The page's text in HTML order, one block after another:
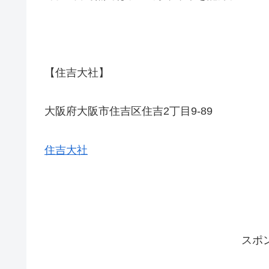
【住吉大社】
大阪府大阪市住吉区住吉2丁目9-89
住吉大社
スポ